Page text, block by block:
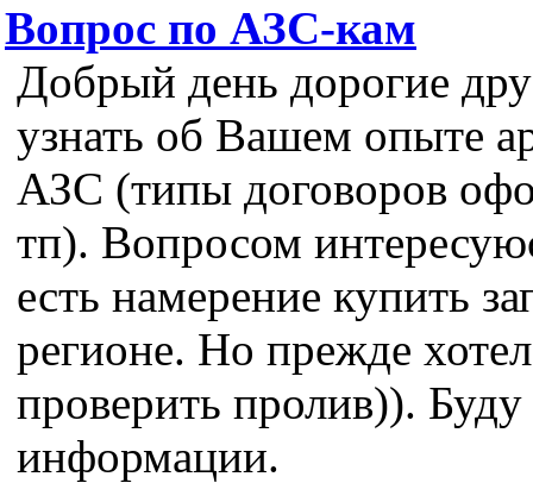
Вопрос по АЗС-кам
Добрый день дорогие
узнать об Вашем опыте
АЗС (типы договоров
тп). Вопросом
есть намерение купить
регионе. Но прежде
проверить пролив)).
информации.